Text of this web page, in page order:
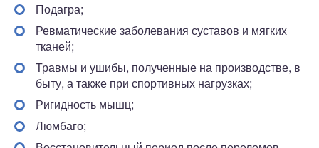
Подагра;
Ревматические заболевания суставов и мягких
тканей;
Травмы и ушибы, полученные на производстве, в
быту, а также при спортивных нагрузках;
Ригидность мышц;
Люмбаго;